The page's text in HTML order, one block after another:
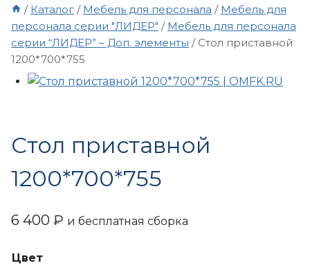
/ Каталог / Мебель для персонала / Мебель для
персонала серии "ЛИДЕР" / Мебель для персонала
серии “ЛИДЕР” – Доп. элементы / Стол приставной
1200*700*755
Стол приставной
1200*700*755
6 400 ₽ и бесплатная сборка
Цвет